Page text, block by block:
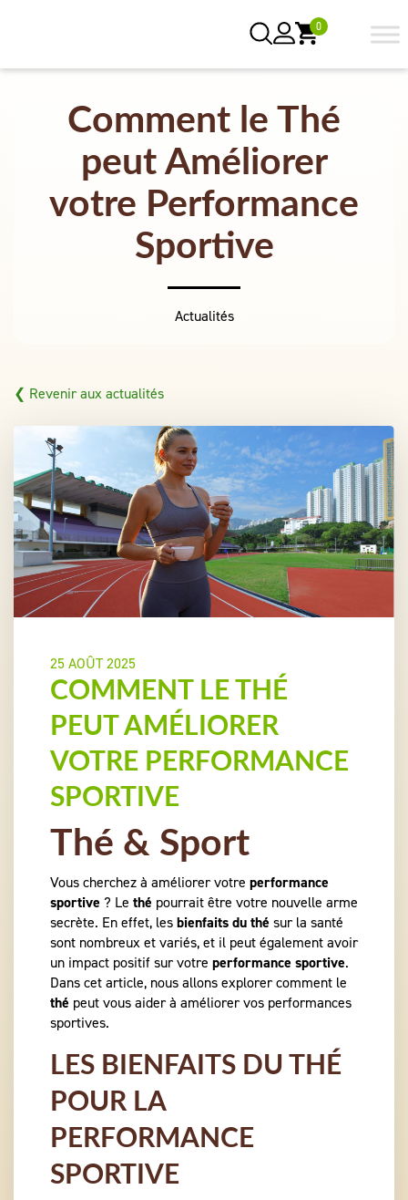
0
Comment le Thé
peut Améliorer
votre Performance
Sportive
Actualités
❮ Revenir aux actualités
25 AOÛT 2025
COMMENT LE THÉ
PEUT AMÉLIORER
VOTRE PERFORMANCE
SPORTIVE
Thé & Sport
Vous cherchez à améliorer votre performance
sportive ? Le thé pourrait être votre nouvelle arme
secrète. En effet, lesbienfaits du thé sur la santé
sont nombreux et variés, et il peut également avoir
un impact positif sur votre performance sportive.
Dans cet article, nous allons explorer comment le
thé peut vous aider à améliorer vos performances
sportives.
LES BIENFAITS DU THÉ
POUR LA
PERFORMANCE
SPORTIVE